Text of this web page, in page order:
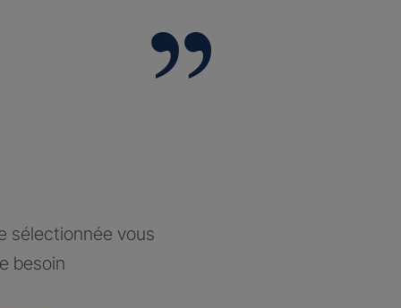
sélectionnée vous
besoin